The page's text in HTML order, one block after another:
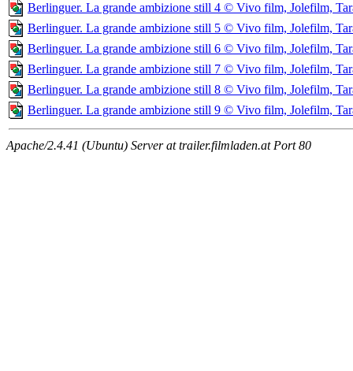
Berlinguer. La grande ambizione still 4 © Vivo film, Jolefilm,
Berlinguer. La grande ambizione still 5 © Vivo film, Jolefilm,
Berlinguer. La grande ambizione still 6 © Vivo film, Jolefilm,
Berlinguer. La grande ambizione still 7 © Vivo film, Jolefilm,
Berlinguer. La grande ambizione still 8 © Vivo film, Jolefilm,
Berlinguer. La grande ambizione still 9 © Vivo film, Jolefilm,
Apache/2.4.41 (Ubuntu) Server at trailer.filmladen.at Port 80